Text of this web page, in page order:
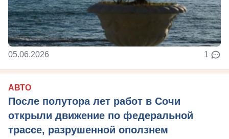
05.06.2026 1
АВТО
После полутора лет работ в Сочи
открыли движение по федеральной
трассе, разрушенной оползнем